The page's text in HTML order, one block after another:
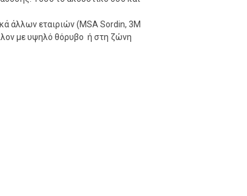
άλλων εταιριών (MSA Sordin, 3M
με υψηλό θόρυβο ή στη ζώνη